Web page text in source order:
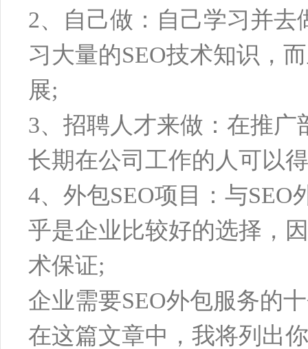
2、自己做：自己学习并
习大量的SEO技术知识，
展;
3、招聘人才来做：在推
长期在公司工作的人可以
4、外包SEO项目：与
乎是企业比较好的选择，
术保证;
企业需要SEO外包服务的
在这篇文章中，我将列出